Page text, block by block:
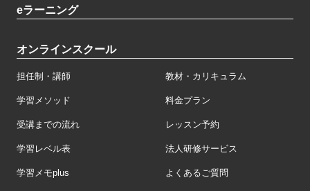
eラーニング
オンラインスクール
担任制・講師 教材・カリキュラム
学習メソッド 料金プラン
受講までの流れ レッスン予約
学習レベル表 法人研修サービス
学習メモplus よくあるご質問